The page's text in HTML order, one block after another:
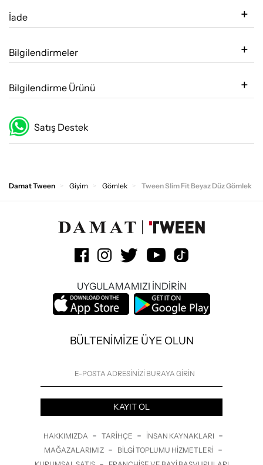
İade
Bilgilendirmeler
Bilgilendirme Ürünü
Satış Destek
Damat Tween Giyim Gömlek Tween Slim Fit Beyaz Düz Gömlek
UYGULAMAMIZI İNDİRİN
BÜLTENİMİZE ÜYE OLUN
KAYIT OL
HAKKIMIZDA - TARIHÇE - İNSAN KAYNAKLARI -
MAĞAZALARIMIZ - BILGI TOPLUMU HIZMETLERI -